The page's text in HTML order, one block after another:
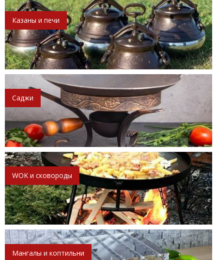
Казаны и печи
Саджи
WOK и сковороды
Мангалы и коптильни